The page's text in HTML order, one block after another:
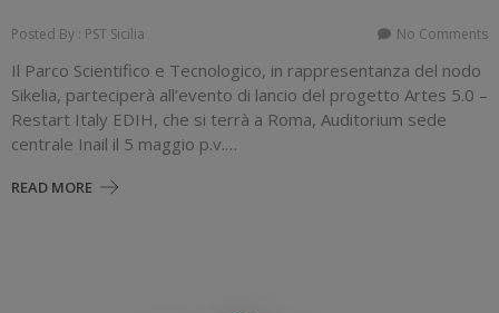
Posted By : PST Sicilia No Comments
Il Parco Scientifico e Tecnologico, in rappresentanza del nodo
Sikelia, parteciperà all’evento di lancio del progetto Artes 5.0 –
Restart Italy EDIH, che si terrà a Roma, Auditorium sede
centrale Inail il 5 maggio p.v.…
READ MORE